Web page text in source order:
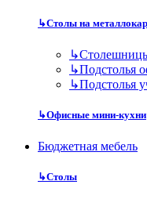
↳Столы на
↳
↳Подстолья
↳Подстолья
↳Офисные мини-кухни
Бюджетная мебель
↳Столы